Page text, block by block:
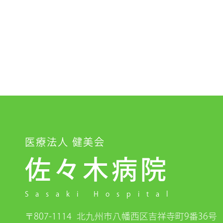
医療法人 健美会
佐々木病院
Sasaki Hospital
〒807-1114 北九州市八幡西区吉祥寺町9番36号